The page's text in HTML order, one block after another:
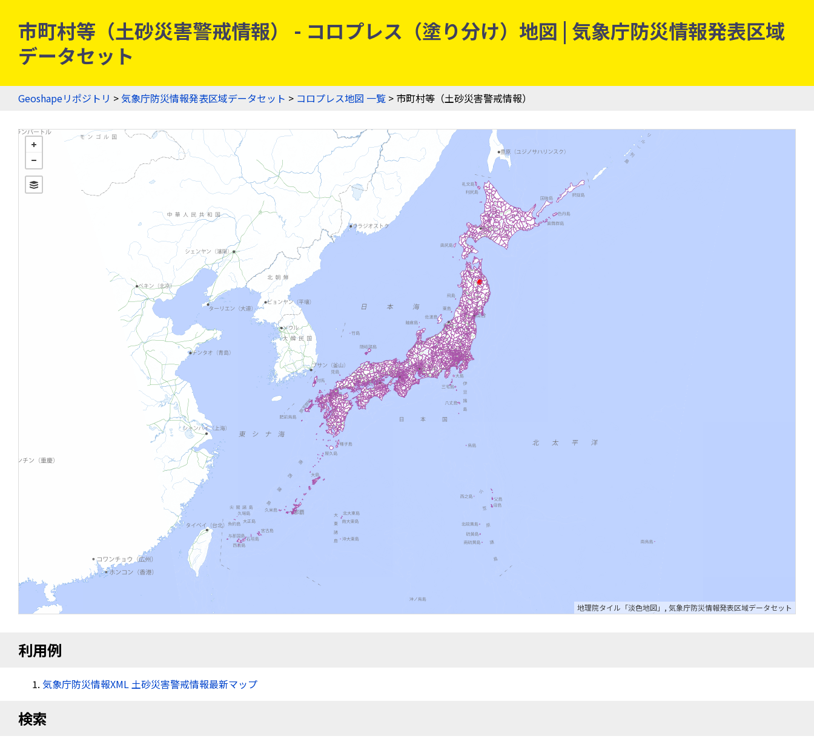
市町村等（土砂災害警戒情報） - コロプレス（塗り分け）地図 | 気象庁防災情報発表区域
データセット
Geoshapeリポジトリ >気象庁防災情報発表区域データセット > コロプレス地図 一覧 > 市町村等（土砂災害警戒情報）
地理院タイル「淡色地図」 , 気象庁防災情報発表区域データセット
利用例
気象庁防災情報XML 土砂災害警戒情報最新マップ
検索